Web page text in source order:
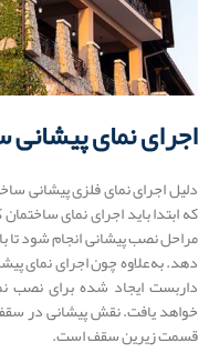
اجرای نمای پیشانی
دلیل اجرای نمای فلزی پیشانی
که ابتدا باید اجرای نمای
مراحل نصب پیشانی انجام شود تا
دهد. به‌علاوه چون اجرای نمای
داربست ایجاد شده برای نصب
خواهد یافت. نقش پیشانی در
قسمت زیرین سقف است.